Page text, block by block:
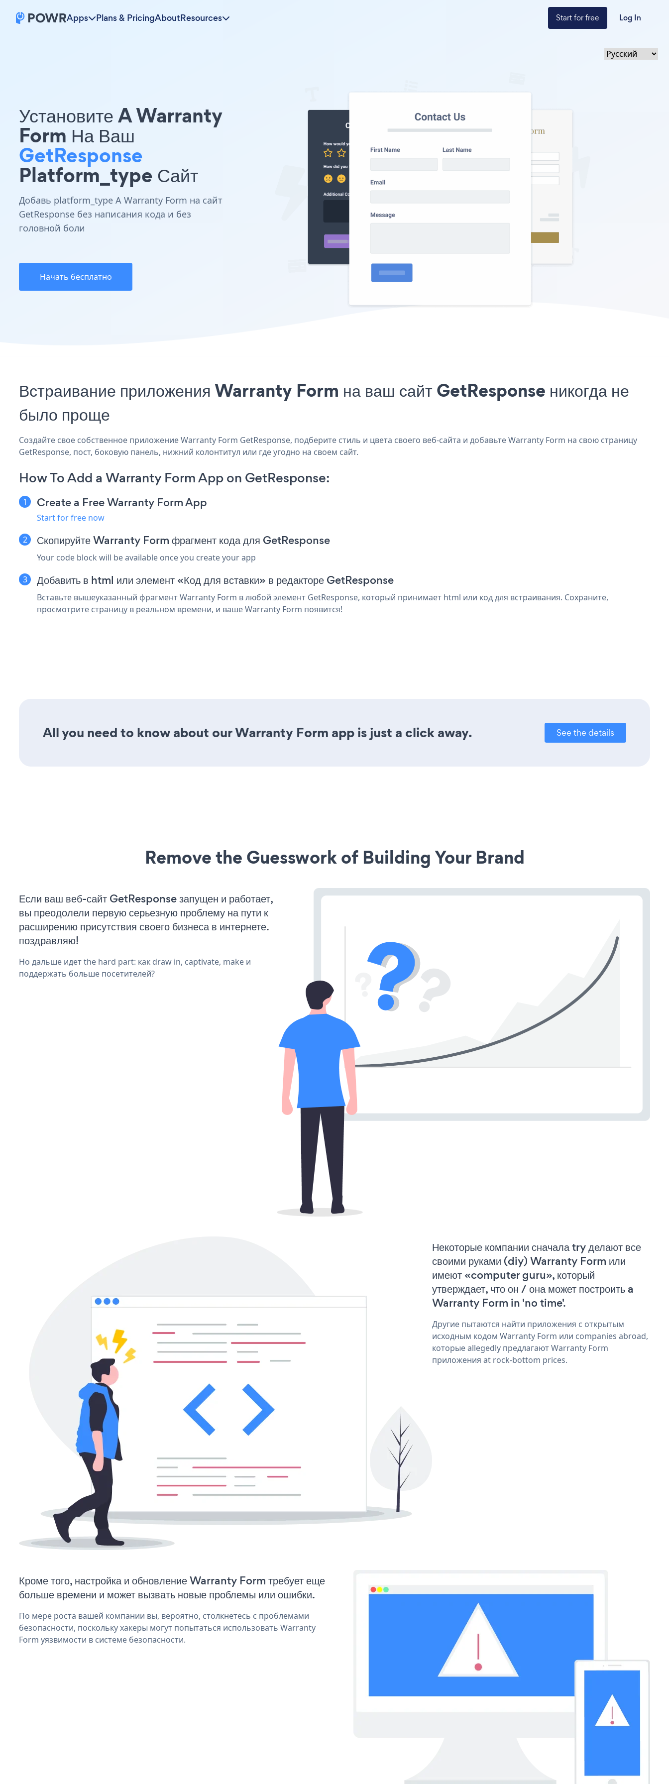
Apps Plans & PricingAboutResources Start for free Log In
Установите A Warranty
Form На Ваш
GetResponse
Platform_type Сайт
Добавь platform_type A Warranty Form на сайт
GetResponse без написания кода и без
головной боли
Начать бесплатно
Встраивание приложения Warranty Form на ваш сайт GetResponse никогда не
было проще
Создайте свое собственное приложение Warranty Form GetResponse, подберите стиль и цвета своего веб-сайта и добавьте Warranty Form на свою страницу
GetResponse, пост, боковую панель, нижний колонтитул или где угодно на своем сайт.
How To Add a Warranty Form App on GetResponse:
Create a Free Warranty Form App
Start for free now
Скопируйте Warranty Form фрагмент кода для GetResponse
Your code block will be available once you create your app
Добавить в html или элемент «Код для вставки» в редакторе GetResponse
Вставьте вышеуказанный фрагмент Warranty Form в любой элемент GetResponse, который принимает html или код для встраивания. Сохраните,
просмотрите страницу в реальном времени, и ваше Warranty Form появится!
All you need to know about our Warranty Form app is just a click away. See the details
Remove the Guesswork of Building Your Brand
Если ваш веб-сайт GetResponse запущен и работает,
вы преодолели первую серьезную проблему на пути к
расширению присутствия своего бизнеса в интернете.
поздравляю!
Но дальше идет the hard part: как draw in, captivate, make и
поддержать больше посетителей?
Некоторые компании сначала try делают все
своими руками (diy) Warranty Form или
имеют «computer guru», который
утверждает, что он / она может построить a
Warranty Form in 'no time'.
Другие пытаются найти приложения с открытым
исходным кодом Warranty Form или companies abroad,
которые allegedly предлагают Warranty Form
приложения at rock-bottom prices.
Кроме того, настройка и обновление Warranty Form требует еще
больше времени и может вызвать новые проблемы или ошибки.
По мере роста вашей компании вы, вероятно, столкнетесь с проблемами
безопасности, поскольку хакеры могут попытаться использовать Warranty
Form уязвимости в системе безопасности.